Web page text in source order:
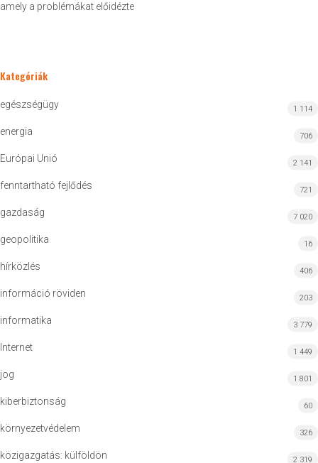
amely a problémákat előidézte
Kategóriák
egészségügy 1 114
energia 706
Európai Unió 2 141
fenntartható fejlődés 721
gazdaság 7 020
geopolitika 16
hírközlés 406
információ röviden 203
informatika 3 779
Internet 1 449
jog 1 801
kiberbiztonság 60
környezetvédelem 326
közigazgatás: külföldön 2 319